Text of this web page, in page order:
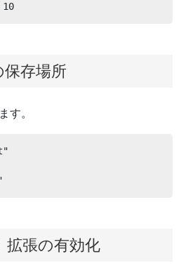
存場所
す。
拡張の有効化